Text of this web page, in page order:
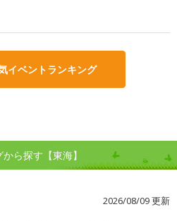
イベントランキング
ら探す【東海】
2026/08/09 更新